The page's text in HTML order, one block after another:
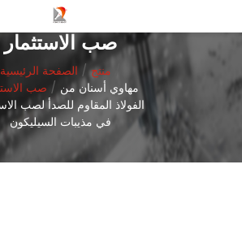
صب الاستثمار
الصفحة الرئيسية /منتج
صب /مهاوي أسنان من
الفولاذ المقاوم للصدأ لصب
في مذيبات السيليكون